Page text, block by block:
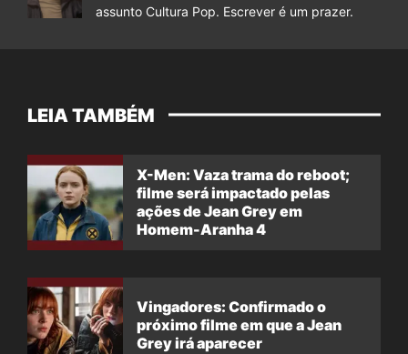
assunto Cultura Pop. Escrever é um prazer.
LEIA TAMBÉM
X-Men: Vaza trama do reboot;
filme será impactado pelas
ações de Jean Grey em
Homem-Aranha 4
Vingadores: Confirmado o
próximo filme em que a Jean
Grey irá aparecer